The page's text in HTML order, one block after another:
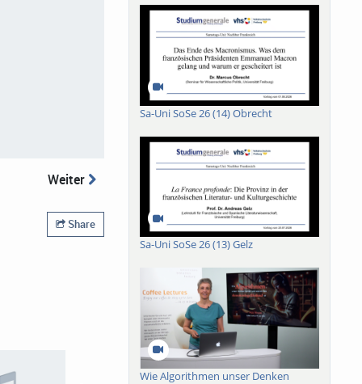
Weiter
Share
Sa-Uni SoSe 26 (14) Obrecht
Sa-Uni SoSe 26 (13) Gelz
Wie Algorithmen unser Denken